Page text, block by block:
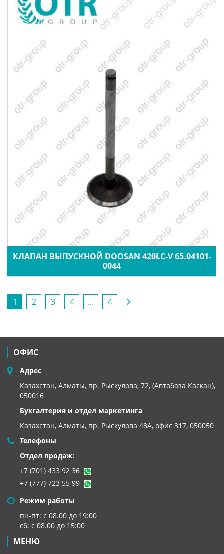
КЛАПАН ВЫПУСКНОЙ DOOSAN 420LC-V 65.04101-
0044
1 2 3 4 ... 4
ОФИС
Адрес
Казахстан, Алматы, пр. Рыскулова, 72, (Автобаза Каскан),
050016
Бухгалтерия и отдел маркетинга
Казахстан, Алматы, пр. Рыскулова 48А, офис 317, 050050
Телефоны
Отдел продаж:
+7 (701) 433 92 36
+7 (777) 723 55 99
Режим работы
пн-пт: с 08.00 до 19:00
сб: с 08.00 до 15:00
МЕНЮ